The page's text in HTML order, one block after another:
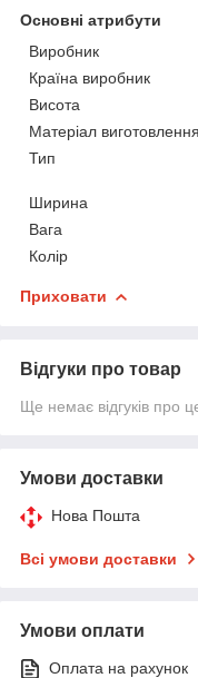
Основні атрибути
Виробник
Країна виробник
Висота
Матеріал виготовлення
Тип
Ширина
Вага
Колір
Приховати
Відгуки про товар
Ще немає відгуків про
Умови доставки
Нова Пошта
Всі умови доставки
Умови оплати
Оплата на рахунок